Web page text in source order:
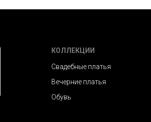
КОЛЛЕКЦИИ
Свадебные платья
Вечерние платья
Обувь